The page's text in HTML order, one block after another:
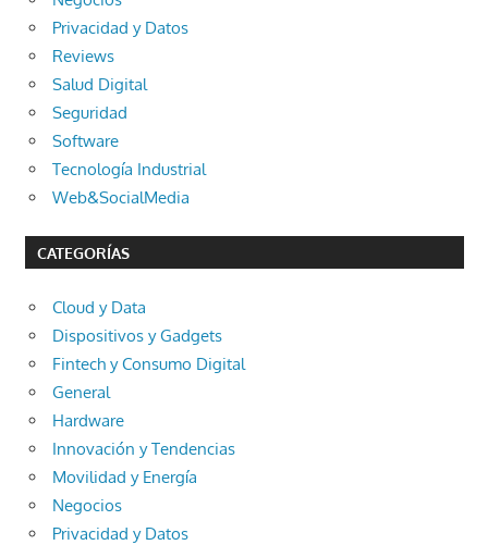
Privacidad y Datos
Reviews
Salud Digital
Seguridad
Software
Tecnología Industrial
Web&SocialMedia
CATEGORÍAS
Cloud y Data
Dispositivos y Gadgets
Fintech y Consumo Digital
General
Hardware
Innovación y Tendencias
Movilidad y Energía
Negocios
Privacidad y Datos